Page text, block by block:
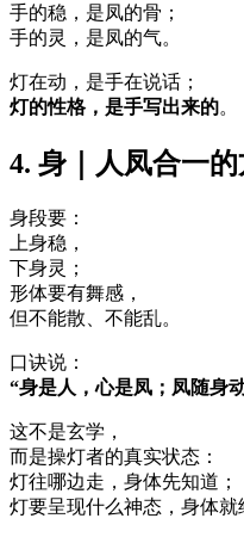
手的稳，是凤的骨；
手的灵，是凤的气。
灯在动，是手在说话；
灯的性格，是手写出来的。
4. 身｜人凤合一
身段要：
上身稳，
下身灵；
形体要有舞感，
但不能散、不能乱。
口诀说：
“身是人，心是凤；凤随身
这不是玄学，
而是操灯者的真实状态：
灯往哪边走，身体先知道；
灯要呈现什么神态，身体就